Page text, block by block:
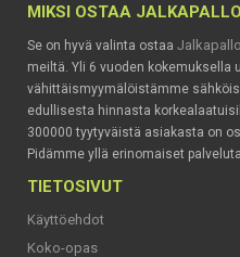
MIKSI OSTAA
Se on hyvä valinta ostaa
meiltä. Yli 6 vuoden
vähittäismyymälöistämme
edullisesta hinnasta
300000 tyytyväistä asiakasta on
Pidämme yllä erinomaiset
TIETOSIVUT
Käyttöehdot
Koko-opas